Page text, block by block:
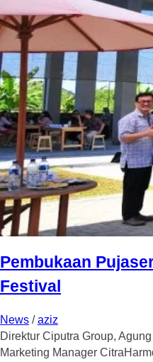
Pembukaan
Festival
News /aziz
Direktur Ciputra Group,
Marketing Manager